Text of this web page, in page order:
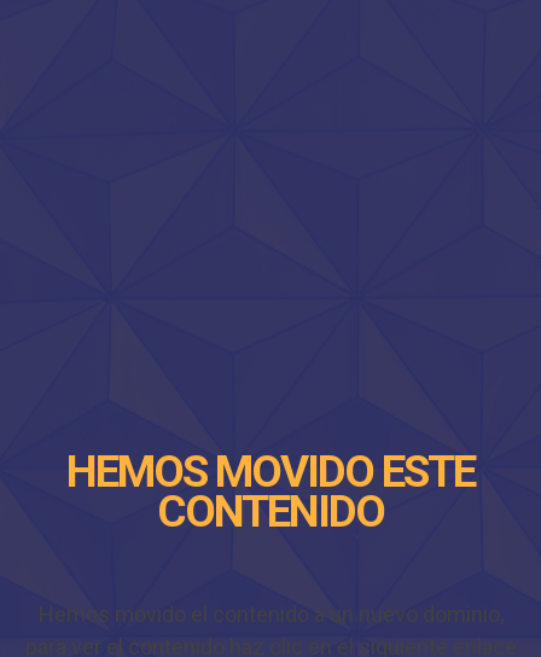
HEMOS MOVIDO ESTE
CONTENIDO
Hemos movido el contenido a un nuevo dominio,
para ver el contenido haz clic en el siguiente enlace